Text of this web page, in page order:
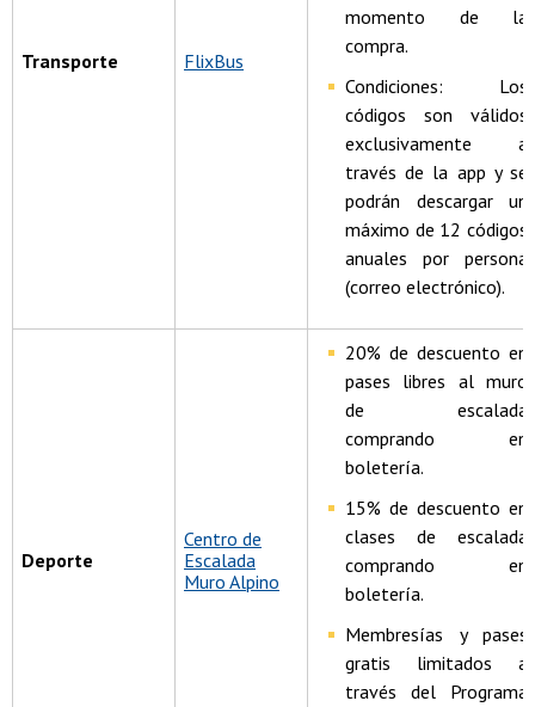
Transporte FlixBus
momento de la
compra.
Condiciones: Los
códigos son válidos
exclusivamente a
través de la app y se
podrán descargar un
máximo de 12 códigos
anuales por persona
(correo electrónico).
Deporte
Centro de
Escalada
Muro Alpino
20% de descuento en
pases libres al muro
de escalada
comprando en
boletería.
15% de descuento en
clases de escalada
comprando en
boletería.
Membresías y pases
gratis limitados a
través del Programa